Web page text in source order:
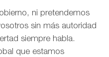
ni pretendemos
sin más autoridad
siempre habla.
que estamos